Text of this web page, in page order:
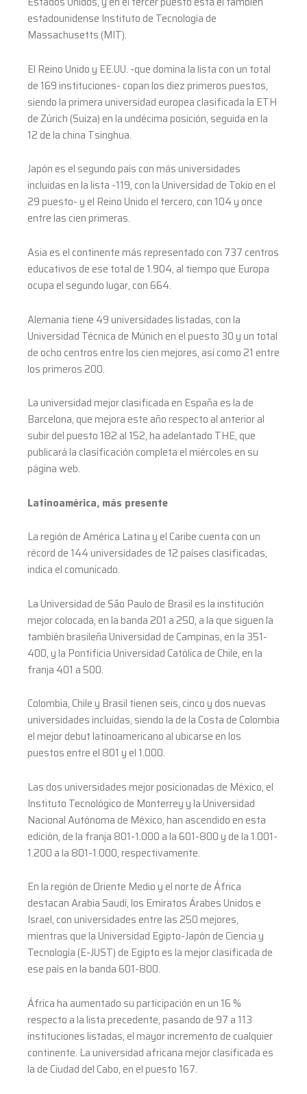
estadounidense Instituto de Tecnología de
Massachusetts (MIT).
El Reino Unido y EE.UU. -que domina la lista con un total
de 169 instituciones- copan los diez primeros puestos,
siendo la primera universidad europea clasificada la ETH
de Zúrich (Suiza) en la undécima posición, seguida en la
12 de la china Tsinghua.
Japón es el segundo país con más universidades
incluidas en la lista -119, con la Universidad de Tokio en el
29 puesto- y el Reino Unido el tercero, con 104 y once
entre las cien primeras.
Asia es el continente más representado con 737 centros
educativos de ese total de 1.904, al tiempo que Europa
ocupa el segundo lugar, con 664.
Alemania tiene 49 universidades listadas, con la
Universidad Técnica de Múnich en el puesto 30 y un total
de ocho centros entre los cien mejores, así como 21 entre
los primeros 200.
La universidad mejor clasificada en España es la de
Barcelona, que mejora este año respecto al anterior al
subir del puesto 182 al 152, ha adelantado THE, que
publicará la clasificación completa el miércoles en su
página web.
Latinoamérica, más presente
La región de América Latina y el Caribe cuenta con un
récord de 144 universidades de 12 países clasificadas,
indica el comunicado.
La Universidad de São Paulo de Brasil es la institución
mejor colocada, en la banda 201 a 250, a la que siguen la
también brasileña Universidad de Campinas, en la 351-
400, y la Pontificia Universidad Católica de Chile, en la
franja 401 a 500.
Colombia, Chile y Brasil tienen seis, cinco y dos nuevas
universidades incluidas, siendo la de la Costa de Colombia
el mejor debut latinoamericano al ubicarse en los
puestos entre el 801 y el 1.000.
Las dos universidades mejor posicionadas de México, el
Instituto Tecnológico de Monterrey y la Universidad
Nacional Autónoma de México, han ascendido en esta
edición, de la franja 801-1.000 a la 601-800 y de la 1.001-
1.200 a la 801-1.000, respectivamente.
En la región de Oriente Medio y el norte de África
destacan Arabia Saudí, los Emiratos Árabes Unidos e
Israel, con universidades entre las 250 mejores,
mientras que la Universidad Egipto-Japón de Ciencia y
Tecnología (E-JUST) de Egipto es la mejor clasificada de
ese país en la banda 601-800.
África ha aumentado su participación en un 16 %
respecto a la lista precedente, pasando de 97 a 113
instituciones listadas, el mayor incremento de cualquier
continente. La universidad africana mejor clasificada es
la de Ciudad del Cabo, en el puesto 167.